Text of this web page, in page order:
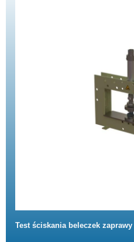
Test ściskania beleczek zaprawy